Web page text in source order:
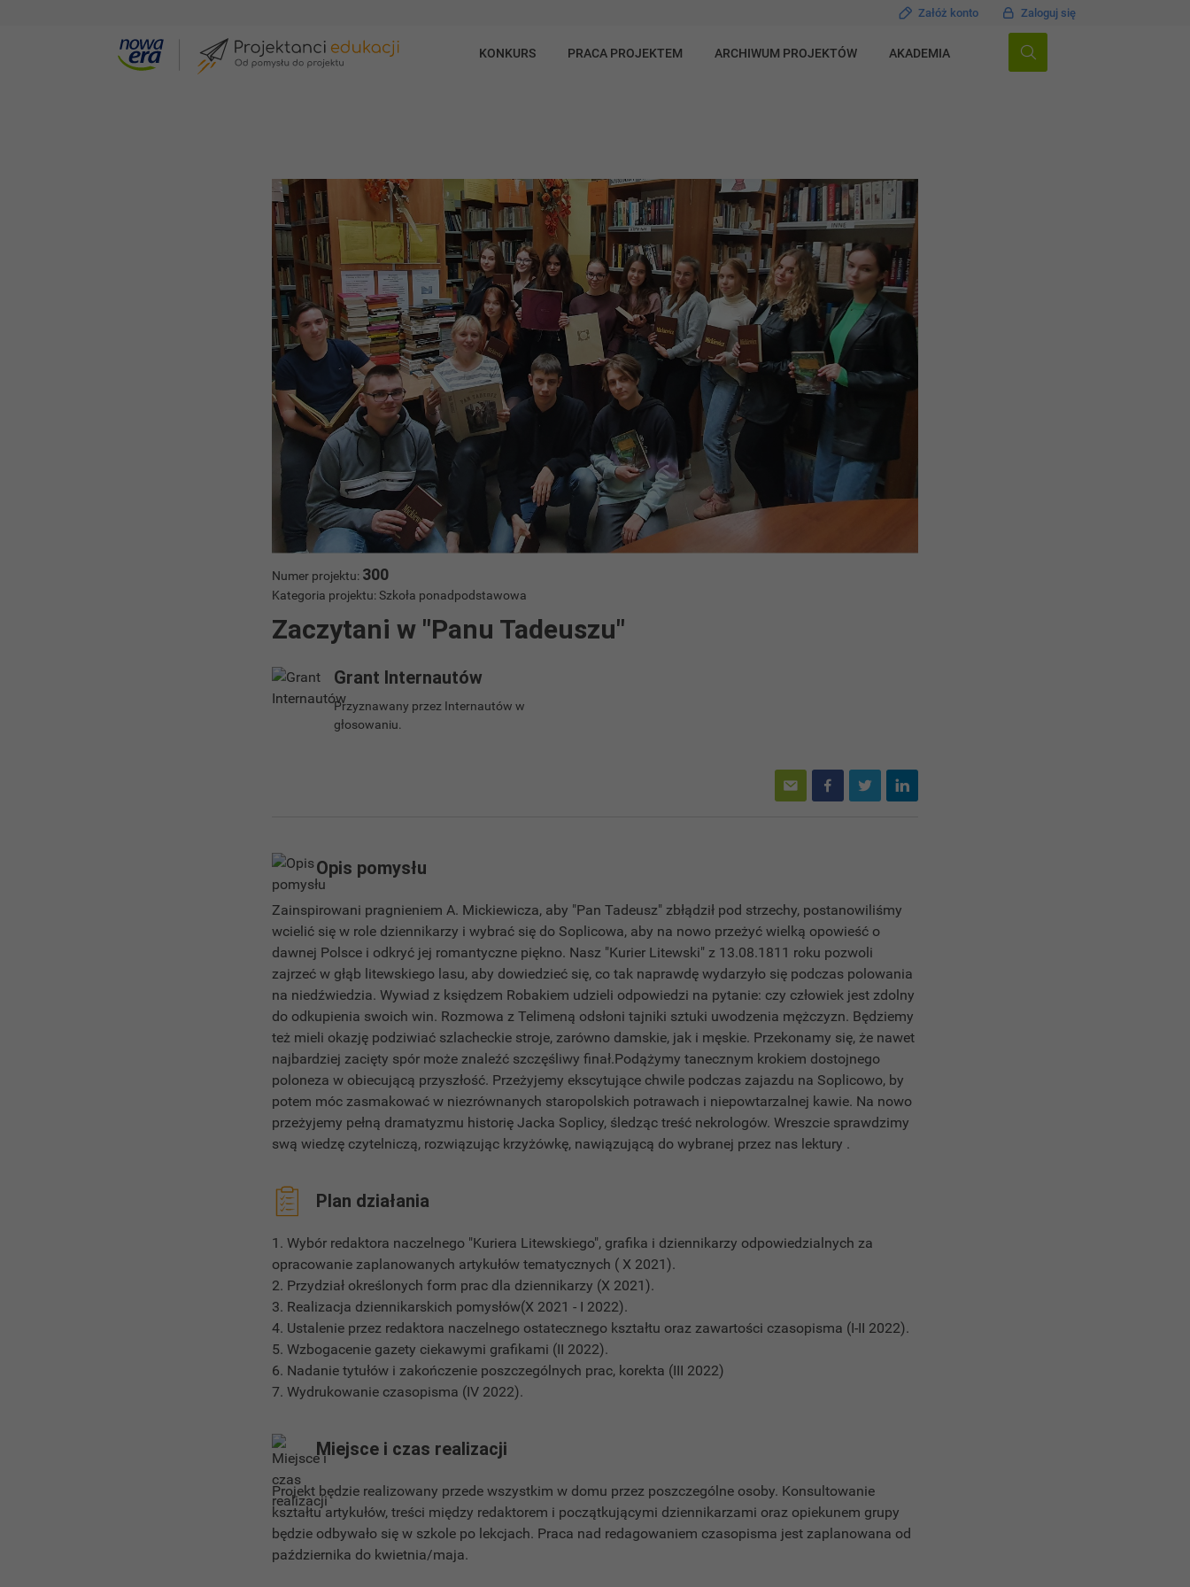
Załóż konto Zaloguj się
KONKURS PRACA PROJEKTEM ARCHIWUM PROJEKTÓW AKADEMIA
Numer projektu: 300
Kategoria projektu: Szkoła ponadpodstawowa
Zaczytani w "Panu Tadeuszu"
Grant Internautów
Przyznawany przez Internautów w
głosowaniu.
Opis pomysłu
Zainspirowani pragnieniem A. Mickiewicza, aby "Pan Tadeusz" zbłądził pod strzechy, postanowiliśmy
wcielić się w role dziennikarzy i wybrać się do Soplicowa, aby na nowo przeżyć wielką opowieść o
dawnej Polsce i odkryć jej romantyczne piękno. Nasz "Kurier Litewski" z 13.08.1811 roku pozwoli
zajrzeć w głąb litewskiego lasu, aby dowiedzieć się, co tak naprawdę wydarzyło się podczas polowania
na niedźwiedzia. Wywiad z księdzem Robakiem udzieli odpowiedzi na pytanie: czy człowiek jest zdolny
do odkupienia swoich win. Rozmowa z Telimeną odsłoni tajniki sztuki uwodzenia mężczyzn. Będziemy
też mieli okazję podziwiać szlacheckie stroje, zarówno damskie, jak i męskie. Przekonamy się, że nawet
najbardziej zacięty spór może znaleźć szczęśliwy finał.Podążymy tanecznym krokiem dostojnego
poloneza w obiecującą przyszłość. Przeżyjemy ekscytujące chwile podczas zajazdu na Soplicowo, by
potem móc zasmakować w niezrównanych staropolskich potrawach i niepowtarzalnej kawie. Na nowo
przeżyjemy pełną dramatyzmu historię Jacka Soplicy, śledząc treść nekrologów. Wreszcie sprawdzimy
swą wiedzę czytelniczą, rozwiązując krzyżówkę, nawiązującą do wybranej przez nas lektury .
Plan działania
1. Wybór redaktora naczelnego "Kuriera Litewskiego", grafika i dziennikarzy odpowiedzialnych za
opracowanie zaplanowanych artykułów tematycznych ( X 2021).
2. Przydział określonych form prac dla dziennikarzy (X 2021).
3. Realizacja dziennikarskich pomysłów(X 2021 - I 2022).
4. Ustalenie przez redaktora naczelnego ostatecznego kształtu oraz zawartości czasopisma (I-II 2022).
5. Wzbogacenie gazety ciekawymi grafikami (II 2022).
6. Nadanie tytułów i zakończenie poszczególnych prac, korekta (III 2022)
7. Wydrukowanie czasopisma (IV 2022).
Miejsce i czas realizacji
Projekt będzie realizowany przede wszystkim w domu przez poszczególne osoby. Konsultowanie
kształtu artykułów, treści między redaktorem i początkującymi dziennikarzami oraz opiekunem grupy
będzie odbywało się w szkole po lekcjach. Praca nad redagowaniem czasopisma jest zaplanowana od
października do kwietnia/maja.